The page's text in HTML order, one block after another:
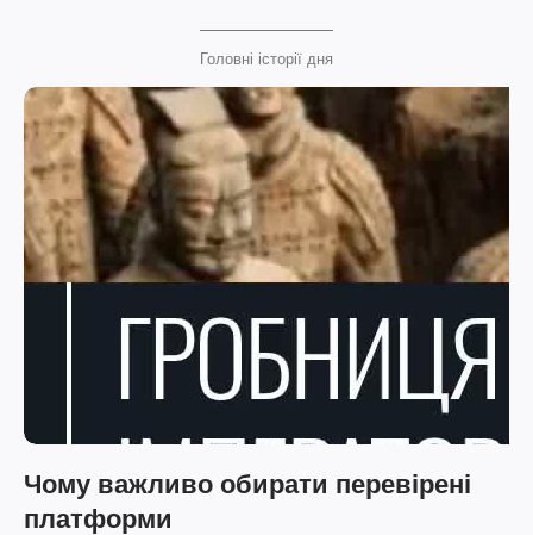
Головні історії дня
Чому важливо обирати перевірені
платформи